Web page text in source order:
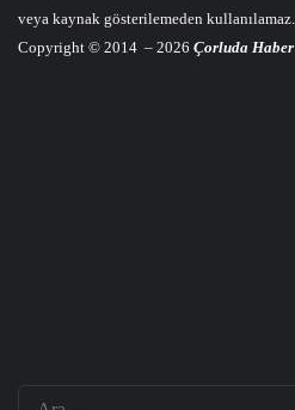
veya kaynak gösterilemeden kullanılamaz.
Copyright © 2014 – 2026 Çorluda Haber